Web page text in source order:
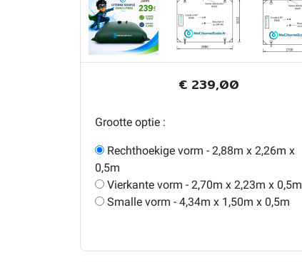
€ 239,00
Grootte optie :
Rechthoekige vorm - 2,88m x 2,26m x
0,5m
Vierkante vorm - 2,70m x 2,23m x 0,5m
Smalle vorm - 4,34m x 1,50m x 0,5m